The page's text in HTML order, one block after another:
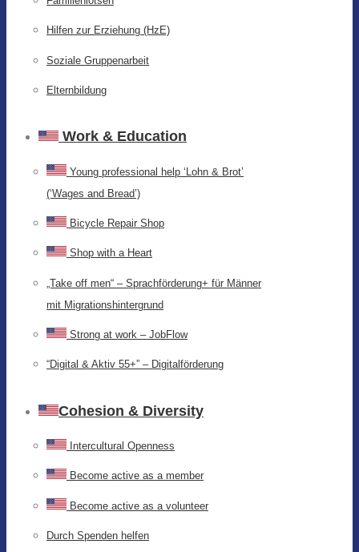
Hilfen zur Erziehung (HzE)
Soziale Gruppenarbeit
Elternbildung
Work & Education
Young professional help ‘Lohn & Brot’
(‘Wages and Bread’)
Bicycle Repair Shop
Shop with a Heart
„Take off men“ – Sprachförderung+ für Männer
mit Migrationshintergrund
Strong at work – JobFlow
“Digital & Aktiv 55+” – Digitalförderung
Cohesion & Diversity
Intercultural Openness
Become active as a member
Become active as a volunteer
Durch Spenden helfen